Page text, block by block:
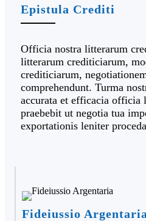
Epistula Crediti
Officia nostra litterarum
litterarum crediticiarum,
crediticiarum,
comprehendunt. Turma
accurata et efficacia officia
praebebit ut negotia tua
exportationis leniter
Fideiussio Argentaria